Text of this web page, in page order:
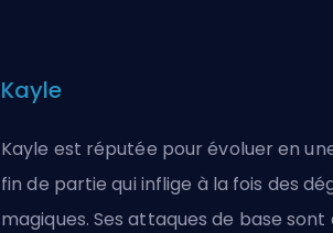
Kayle
Kayle est réputée pour évoluer en
fin de partie qui inflige à la fois des
magiques. Ses attaques de base